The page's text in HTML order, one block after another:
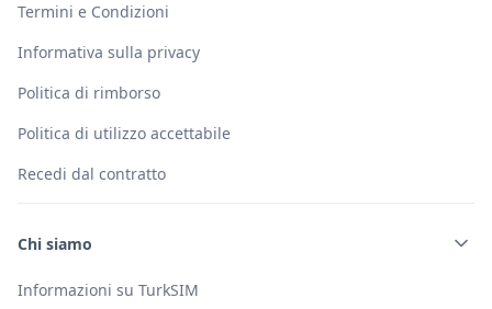
Termini e Condizioni
Informativa sulla privacy
Politica di rimborso
Politica di utilizzo accettabile
Recedi dal contratto
Chi siamo
Informazioni su TurkSIM